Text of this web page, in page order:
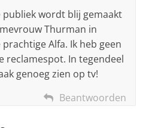
publiek wordt blij gemaakt
Thurman in
Alfa. Ik heb geen
reclamespot. In tegendeel
genoeg zien op tv!
Beantwoorden